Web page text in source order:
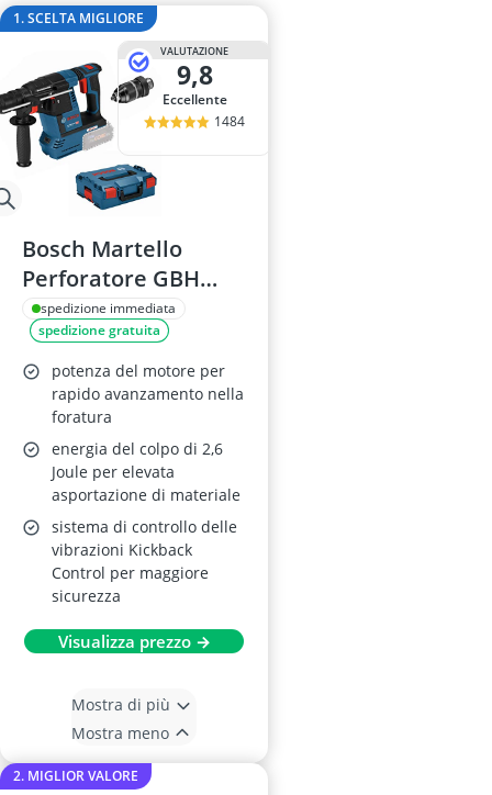
1. SCELTA MIGLIORE
VALUTAZIONE
9,8
Eccellente
1484
Bosch Martello
Perforatore GBH
18V-26 F SDS Plus
spedizione immediata
spedizione gratuita
potenza del motore per
rapido avanzamento nella
foratura
energia del colpo di 2,6
Joule per elevata
asportazione di materiale
sistema di controllo delle
vibrazioni Kickback
Control per maggiore
sicurezza
Visualizza prezzo →
Mostra di più
Mostra meno
2. MIGLIOR VALORE